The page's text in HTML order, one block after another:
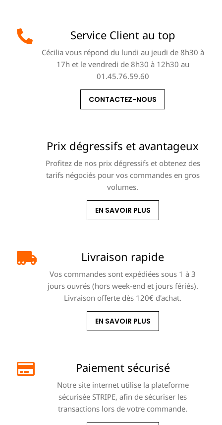
Service Client au top
Cécilia vous répond du lundi au jeudi de 8h30 à
17h et le vendredi de 8h30 à 12h30 au
01.45.76.59.60
CONTACTEZ-NOUS
Prix dégressifs et avantageux
Profitez de nos prix dégressifs et obtenez des
tarifs négociés pour vos commandes en gros
volumes.
EN SAVOIR PLUS
Livraison rapide
Vos commandes sont expédiées sous 1 à 3
jours ouvrés (hors week-end et jours fériés).
Livraison offerte dès 120€ d'achat.
EN SAVOIR PLUS
Paiement sécurisé
Notre site internet utilise la plateforme
sécurisée STRIPE, afin de sécuriser les
transactions lors de votre commande.